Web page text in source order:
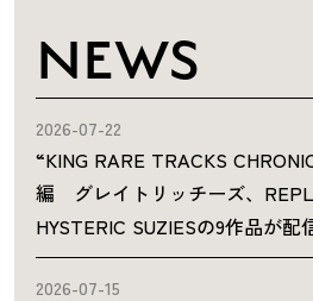
NEWS
2026-07-22
“KING RARE TRACKS
編 グレイトリッチーズ、
HYSTERIC SUZIESの9作品が配
2026-07-15